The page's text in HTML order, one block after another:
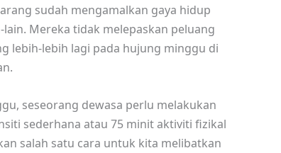
sudah mengamalkan gaya hidup
Mereka tidak melepaskan peluang
lebih-lebih lagi pada hujung minggu di
seseorang dewasa perlu melakukan
sederhana atau 75 minit aktiviti fizikal
salah satu cara untuk kita melibatkan